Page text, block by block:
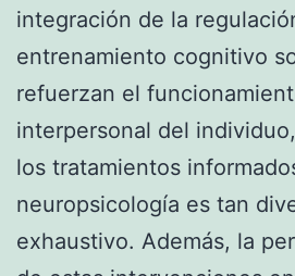
integración de la
entrenamiento cognitivo
refuerzan el
interpersonal del
los tratamientos
neuropsicología es tan
exhaustivo. Además, la